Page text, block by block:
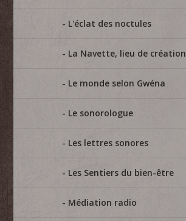
L'éclat des noctules
La Navette, lieu de création
Le monde selon Gwéna
Le sonorologue
Les lettres sonores
Les Sentiers du bien-être
Médiation radio